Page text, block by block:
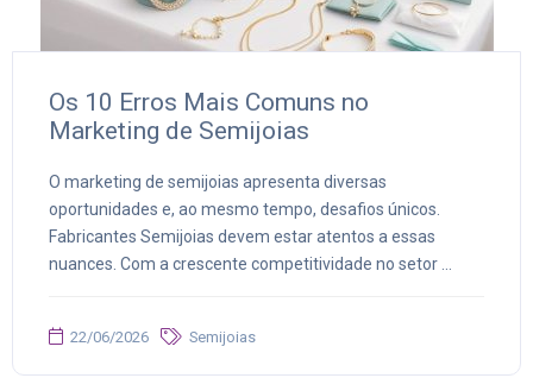
Os 10 Erros Mais Comuns no
Marketing de Semijoias
O marketing de semijoias apresenta diversas
oportunidades e, ao mesmo tempo, desafios únicos.
Fabricantes Semijoias devem estar atentos a essas
nuances. Com a crescente competitividade no setor ...
22/06/2026 Semijoias